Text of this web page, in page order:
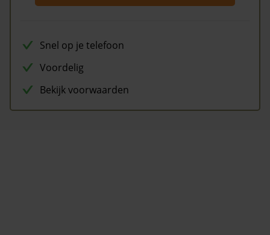
Snel op je telefoon
Voordelig
Bekijk voorwaarden